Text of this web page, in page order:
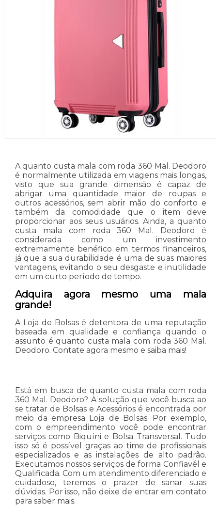
A quanto custa mala com roda 360 Mal. Deodoro
é normalmente utilizada em viagens mais longas,
visto que sua grande dimensão é capaz de
abrigar uma quantidade maior de roupas e
outros acessórios, sem abrir mão do conforto e
também da comodidade que o item deve
proporcionar aos seus usuários. Ainda, a quanto
custa mala com roda 360 Mal. Deodoro é
considerada como um investimento
extremamente benéfico em termos financeiros,
já que a sua durabilidade é uma de suas maiores
vantagens, evitando o seu desgaste e inutilidade
em um curto período de tempo.
Adquira agora mesmo uma mala
grande!
A Loja de Bolsas é detentora de uma reputação
baseada em qualidade e confiança quando o
assunto é quanto custa mala com roda 360 Mal.
Deodoro. Contate agora mesmo e saiba mais!
Está em busca de quanto custa mala com roda
360 Mal. Deodoro? A solução que você busca ao
se tratar de Bolsas e Acessórios é encontrada por
meio da empresa Loja de Bolsas. Por exemplo,
com o empreendimento você pode encontrar
serviços como Biquíni e Bolsa Transversal. Tudo
isso só é possível graças ao time de profissionais
especializados e as instalações de alto padrão.
Executamos nossos serviços de forma Confiavél e
Qualificada. Com um atendimento diferenciado e
cuidadoso, teremos o prazer de sanar suas
dúvidas. Por isso, não deixe de entrar em contato
para saber mais.